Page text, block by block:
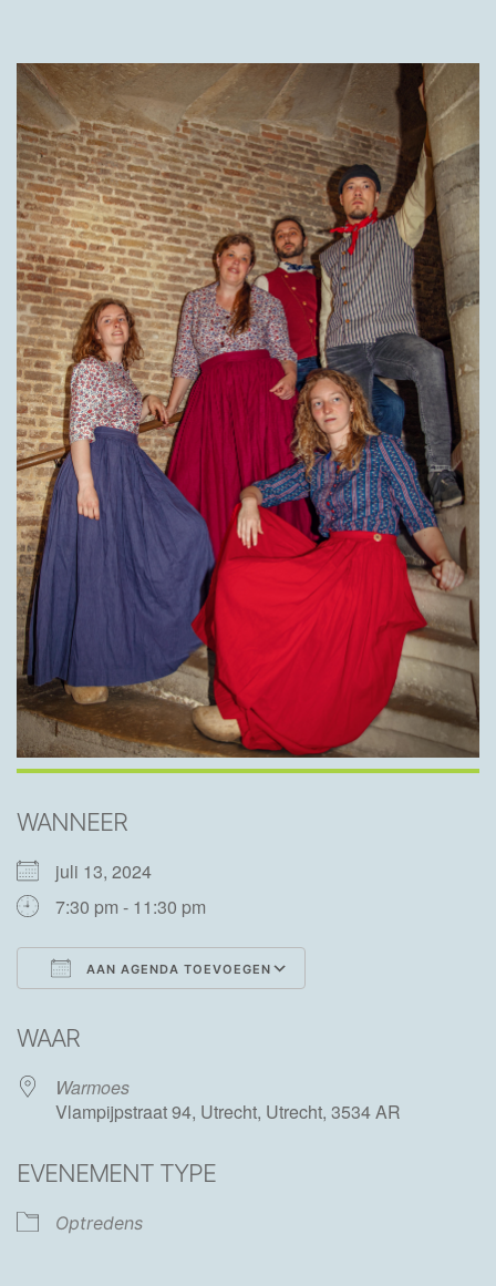
WANNEER
juli 13, 2024
7:30 pm - 11:30 pm
AAN AGENDA TOEVOEGEN
WAAR
Warmoes
Vlampijpstraat 94, Utrecht, Utrecht, 3534 AR
EVENEMENT TYPE
Optredens